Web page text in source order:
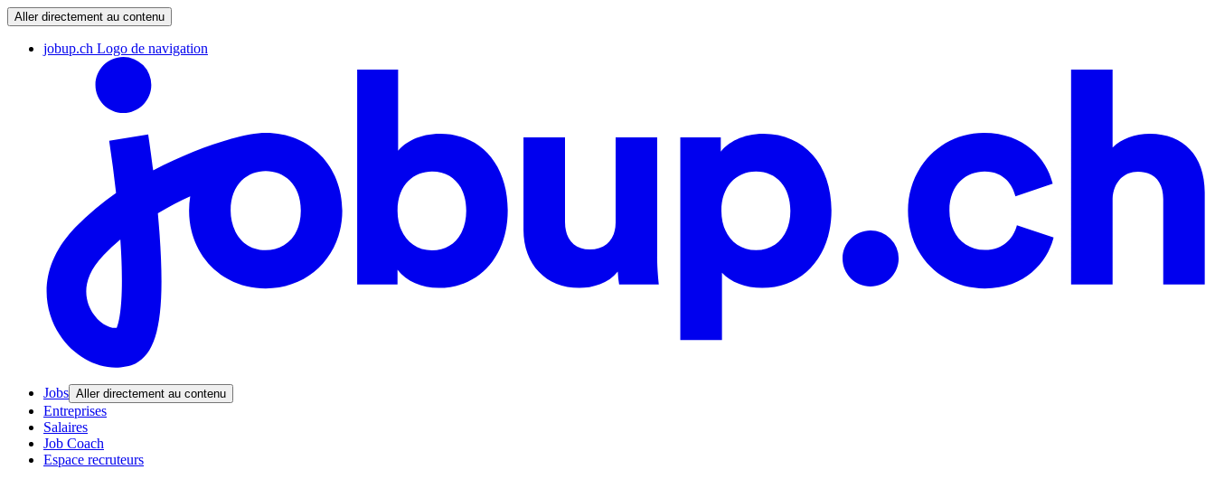
Aller directement au contenu
jobup.ch Logo de navigation
Jobs Aller directement au contenu
Entreprises
Salaires
Job Coach
Espace recruteurs